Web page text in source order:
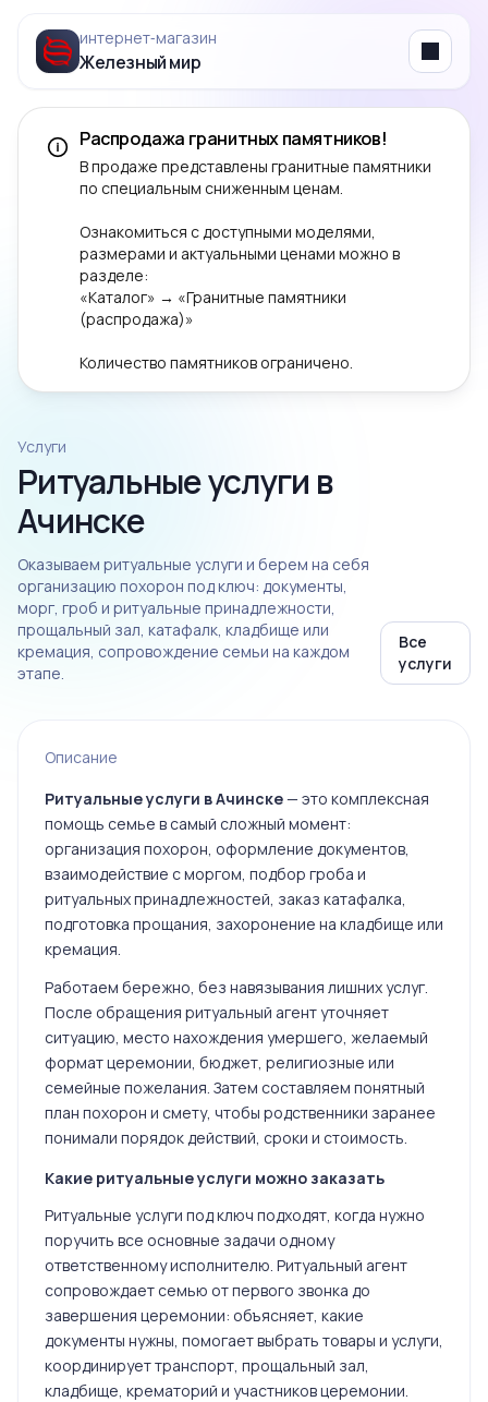
интернет‑магазин
Железный мир Menu
Распродажа гранитных памятников!
В продаже представлены гранитные памятники
по специальным сниженным ценам.
Ознакомиться с доступными моделями,
размерами и актуальными ценами можно в
разделе:
«Каталог» → «Гранитные памятники
(распродажа)»
Количество памятников ограничено.
Услуги
Ритуальные услуги в
Ачинске
Оказываем ритуальные услуги и берем на себя
организацию похорон под ключ: документы,
морг, гроб и ритуальные принадлежности,
прощальный зал, катафалк, кладбище или
кремация, сопровождение семьи на каждом
этапе.
Все
услуги
Описание
Ритуальные услуги в Ачинске— это комплексная
помощь семье в самый сложный момент:
организация похорон, оформление документов,
взаимодействие с моргом, подбор гроба и
ритуальных принадлежностей, заказ катафалка,
подготовка прощания, захоронение на кладбище или
кремация.
Работаем бережно, без навязывания лишних услуг.
После обращения ритуальный агент уточняет
ситуацию, место нахождения умершего, желаемый
формат церемонии, бюджет, религиозные или
семейные пожелания. Затем составляем понятный
план похорон и смету, чтобы родственники заранее
понимали порядок действий, сроки и стоимость.
Какие ритуальные услуги можно заказать
Ритуальные услуги под ключ подходят, когда нужно
поручить все основные задачи одному
ответственному исполнителю. Ритуальный агент
сопровождает семью от первого звонка до
завершения церемонии: объясняет, какие
документы нужны, помогает выбрать товары и услуги,
координирует транспорт, прощальный зал,
кладбище, крематорий и участников церемонии.